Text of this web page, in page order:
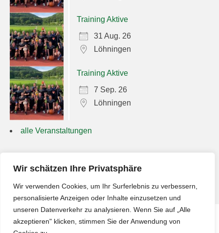
Wir schätzen Ihre Privatsphäre
Wir verwenden Cookies, um Ihr Surferlebnis zu verbessern,
personalisierte Anzeigen oder Inhalte einzusetzen und
unseren Datenverkehr zu analysieren. Wenn Sie auf „Alle
akzeptieren" klicken, stimmen Sie der Anwendung von
Training Aktive
31 Aug. 26
Löhningen
Training Aktive
7 Sep. 26
Löhningen
alle Veranstaltungen
Impressum